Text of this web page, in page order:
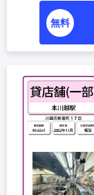
無料